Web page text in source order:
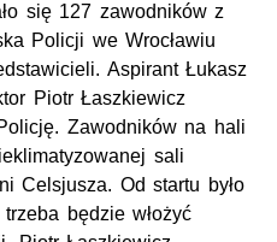
się 127 zawodników z
Policji we Wrocławiu
Aspirant Łukasz
Piotr Łaszkiewicz
Zawodników na hali
sali
Celsjusza. Od startu było
będzie włożyć